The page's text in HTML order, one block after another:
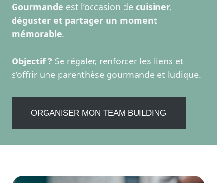
Gourmande est l’occasion de cuisiner,
déguster et partager un moment
mémorable.
Objectif ? Se régaler, renforcer les liens et
s’offrir une parenthèse gourmande et ludique.
ORGANISER MON TEAM BUILDING